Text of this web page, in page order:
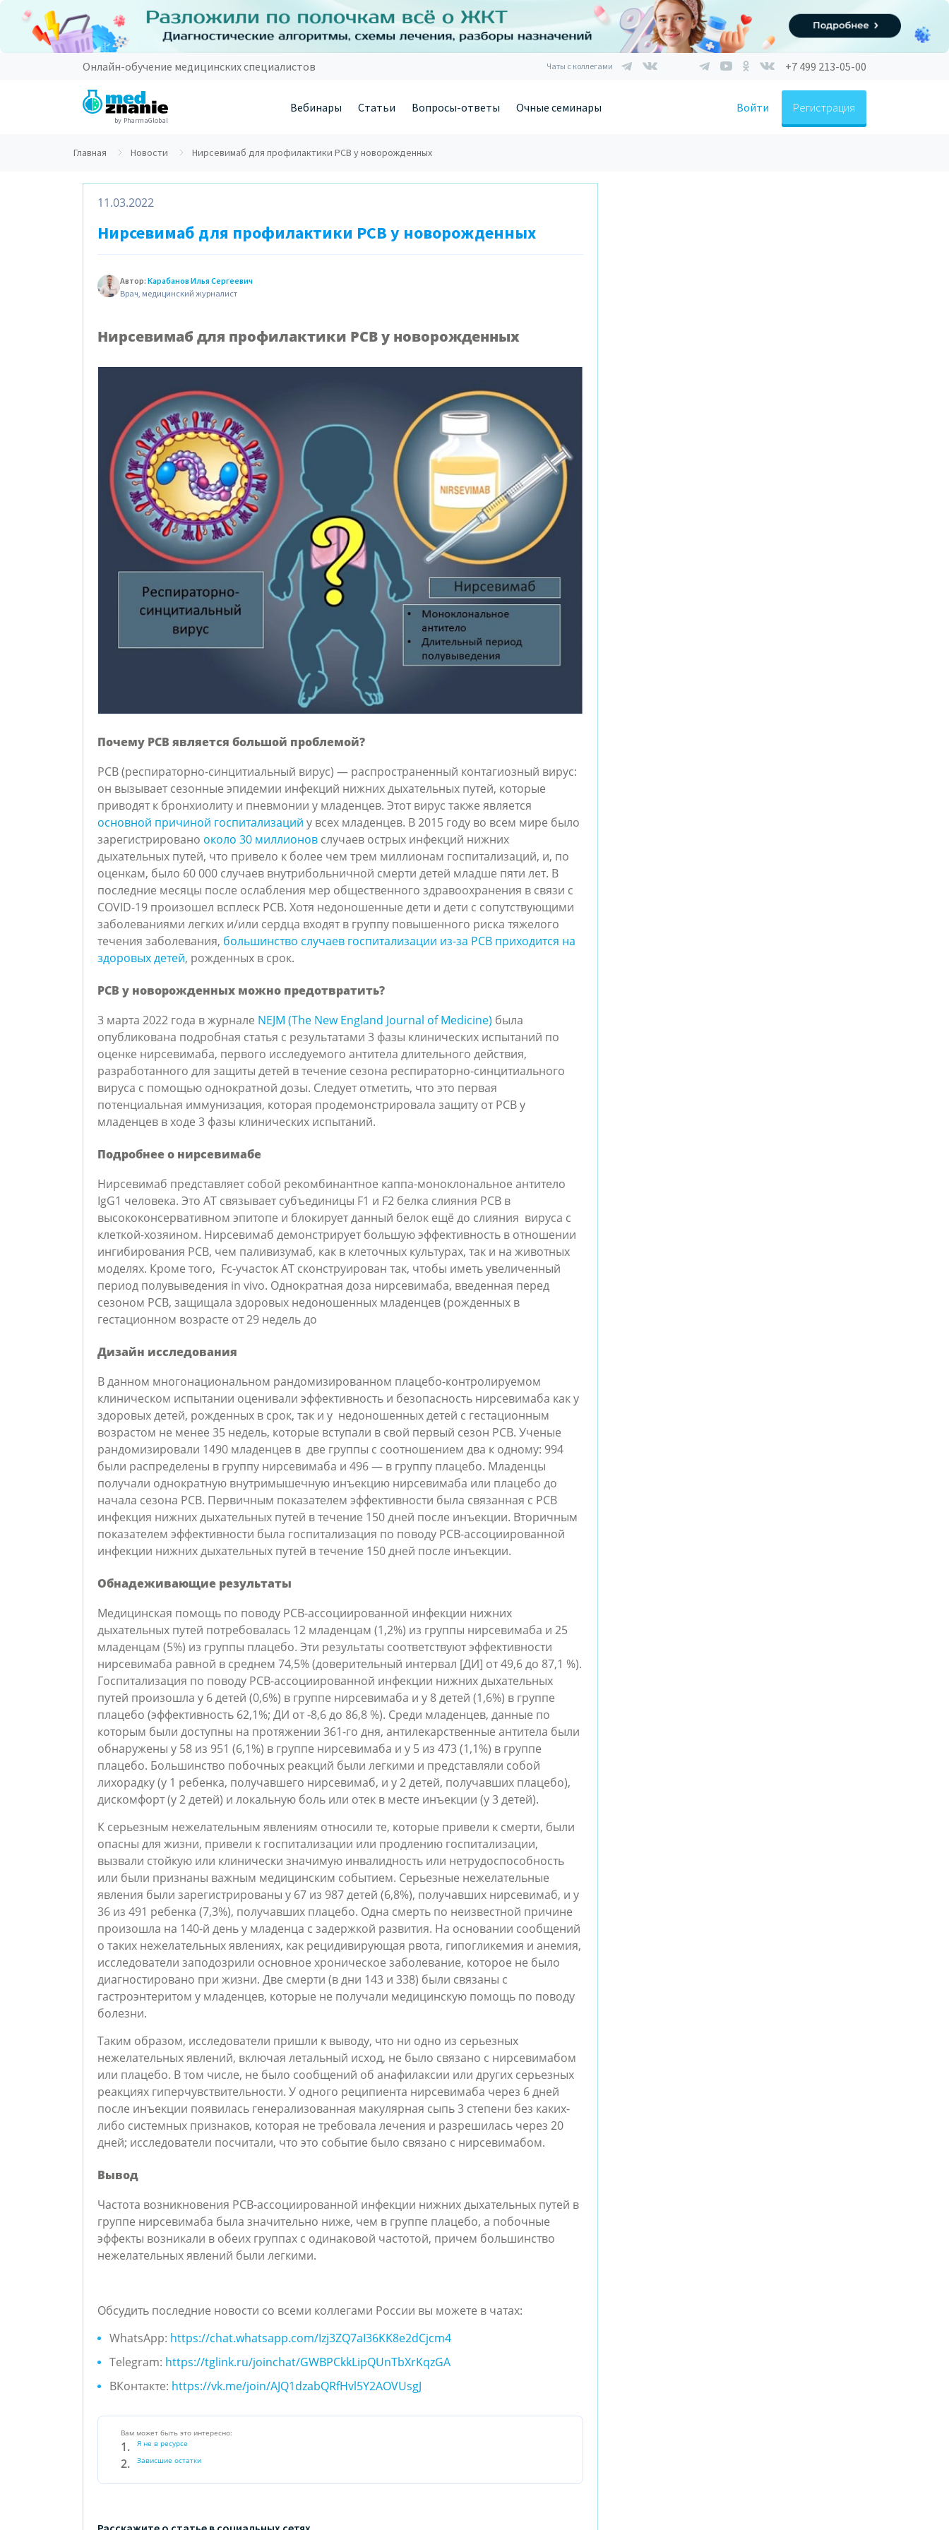
Онлайн-обучение медицинских специалистов Чаты с коллегами +7 499 213-05-00
by PharmaGlobal
Вебинары Статьи Вопросы-ответы Очные семинары Войти Регистрация
Главная Новости Нирсевимаб для профилактики РСВ у новорожденных
11.03.2022
Нирсевимаб для профилактики РСВ у новорожденных
Автор: Карабанов Илья Сергеевич
Врач, медицинский журналист
Нирсевимаб для профилактики РСВ у новорожденных
Почему РСВ является большой проблемой?
РСВ (респираторно-синцитиальный вирус) — распространенный контагиозный вирус:
он вызывает сезонные эпидемии инфекций нижних дыхательных путей, которые
приводят к бронхиолиту и пневмонии у младенцев. Этот вирус также является
основной причиной госпитализаций у всех младенцев. В 2015 году во всем мире было
зарегистрировано около 30 миллионов случаев острых инфекций нижних
дыхательных путей, что привело к более чем трем миллионам госпитализаций, и, по
оценкам, было 60 000 случаев внутрибольничной смерти детей младше пяти лет. В
последние месяцы после ослабления мер общественного здравоохранения в связи с
COVID-19 произошел всплеск РСВ. Хотя недоношенные дети и дети с сопутствующими
заболеваниями легких и/или сердца входят в группу повышенного риска тяжелого
течения заболевания, большинство случаев госпитализации из-за РСВ приходится на
здоровых детей, рожденных в срок.
РСВ у новорожденных можно предотвратить?
3 марта 2022 года в журнале NEJM (The New England Journal of Medicine) была
опубликована подробная статья с результатами 3 фазы клинических испытаний по
оценке нирсевимаба, первого исследуемого антитела длительного действия,
разработанного для защиты детей в течение сезона респираторно-синцитиального
вируса с помощью однократной дозы. Следует отметить, что это первая
потенциальная иммунизация, которая продемонстрировала защиту от РСВ у
младенцев в ходе 3 фазы клинических испытаний.
Подробнее о нирсевимабе
Нирсевимаб представляет собой рекомбинантное каппа-моноклональное антитело
IgG1 человека. Это АТ связывает субъединицы F1 и F2 белка слияния РСВ в
высококонсервативном эпитопе и блокирует данный белок ещё до слияния вируса с
клеткой-хозяином. Нирсевимаб демонстрирует большую эффективность в отношении
ингибирования РСВ, чем паливизумаб, как в клеточных культурах, так и на животных
моделях. Кроме того, Fc-участок АТ сконструирован так, чтобы иметь увеличенный
период полувыведения in vivo. Однократная доза нирсевимаба, введенная перед
сезоном РСВ, защищала здоровых недоношенных младенцев (рожденных в
гестационном возрасте от 29 недель до
Дизайн исследования
В данном многонациональном рандомизированном плацебо-контролируемом
клиническом испытании оценивали эффективность и безопасность нирсевимаба как у
здоровых детей, рожденных в срок, так и у недоношенных детей с гестационным
возрастом не менее 35 недель, которые вступали в свой первый сезон РСВ. Ученые
рандомизировали 1490 младенцев в две группы с соотношением два к одному: 994
были распределены в группу нирсевимаба и 496 — в группу плацебо. Младенцы
получали однократную внутримышечную инъекцию нирсевимаба или плацебо до
начала сезона РСВ. Первичным показателем эффективности была связанная с РСВ
инфекция нижних дыхательных путей в течение 150 дней после инъекции. Вторичным
показателем эффективности была госпитализация по поводу РСВ-ассоциированной
инфекции нижних дыхательных путей в течение 150 дней после инъекции.
Обнадеживающие результаты
Медицинская помощь по поводу РСВ-ассоциированной инфекции нижних
дыхательных путей потребовалась 12 младенцам (1,2%) из группы нирсевимаба и 25
младенцам (5%) из группы плацебо. Эти результаты соответствуют эффективности
нирсевимаба равной в среднем 74,5% (доверительный интервал [ДИ] от 49,6 до 87,1 %).
Госпитализация по поводу РСВ-ассоциированной инфекции нижних дыхательных
путей произошла у 6 детей (0,6%) в группе нирсевимаба и у 8 детей (1,6%) в группе
плацебо (эффективность 62,1%; ДИ от -8,6 до 86,8 %). Среди младенцев, данные по
которым были доступны на протяжении 361-го дня, антилекарственные антитела были
обнаружены у 58 из 951 (6,1%) в группе нирсевимаба и у 5 из 473 (1,1%) в группе
плацебо. Большинство побочных реакций были легкими и представляли собой
лихорадку (у 1 ребенка, получавшего нирсевимаб, и у 2 детей, получавших плацебо),
дискомфорт (у 2 детей) и локальную боль или отек в месте инъекции (у 3 детей).
К серьезным нежелательным явлениям относили те, которые привели к смерти, были
опасны для жизни, привели к госпитализации или продлению госпитализации,
вызвали стойкую или клинически значимую инвалидность или нетрудоспособность
или были признаны важным медицинским событием. Серьезные нежелательные
явления были зарегистрированы у 67 из 987 детей (6,8%), получавших нирсевимаб, и у
36 из 491 ребенка (7,3%), получавших плацебо. Одна смерть по неизвестной причине
произошла на 140-й день у младенца с задержкой развития. На основании сообщений
о таких нежелательных явлениях, как рецидивирующая рвота, гипогликемия и анемия,
исследователи заподозрили основное хроническое заболевание, которое не было
диагностировано при жизни. Две смерти (в дни 143 и 338) были связаны с
гастроэнтеритом у младенцев, которые не получали медицинскую помощь по поводу
болезни.
Таким образом, исследователи пришли к выводу, что ни одно из серьезных
нежелательных явлений, включая летальный исход, не было связано с нирсевимабом
или плацебо. В том числе, не было сообщений об анафилаксии или других серьезных
реакциях гиперчувствительности. У одного реципиента нирсевимаба через 6 дней
после инъекции появилась генерализованная макулярная сыпь 3 степени без каких-
либо системных признаков, которая не требовала лечения и разрешилась через 20
дней; исследователи посчитали, что это событие было связано с нирсевимабом.
Вывод
Частота возникновения РСВ-ассоциированной инфекции нижних дыхательных путей в
группе нирсевимаба была значительно ниже, чем в группе плацебо, а побочные
эффекты возникали в обеих группах с одинаковой частотой, причем большинство
нежелательных явлений были легкими.
Обсудить последние новости со всеми коллегами России вы можете в чатах:
WhatsApp: https://chat.whatsapp.com/Izj3ZQ7aI36KK8e2dCjcm4
Telegram: https://tglink.ru/joinchat/GWBPCkkLipQUnTbXrKqzGA
ВКонтакте: https://vk.me/join/AJQ1dzabQRfHvl5Y2AOVUsgJ
Вам может быть это интересно:
Я не в ресурсе
Зависшие остатки